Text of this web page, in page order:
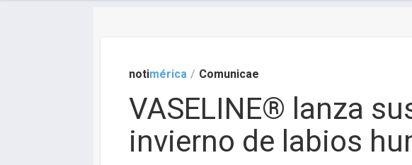
notimérica / Comunicae
VASELINE® lanza
invierno de labios